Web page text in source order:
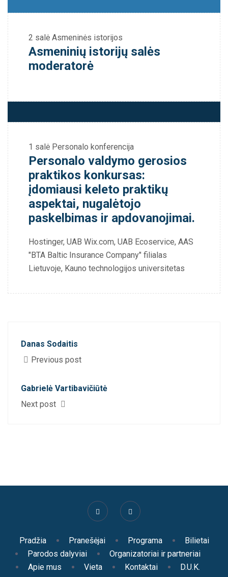
2 salė Asmeninės istorijos
Asmeninių istorijų salės
moderatorė
1 salė Personalo konferencija
Personalo valdymo gerosios
praktikos konkursas:
įdomiausi keleto praktikų
aspektai, nugalėtojo
paskelbimas ir apdovanojimai.
Hostinger, UAB Wix.com, UAB Ecoservice, AAS
"BTA Baltic Insurance Company" filialas
Lietuvoje, Kauno technologijos universitetas
Danas Sodaitis
Previous post
Gabrielė Vartibavičiūtė
Next post
Pradžia Pranešėjai Programa
Bilietai
Parodos dalyviai
Organizatoriai ir partneriai
Apie mus
Vieta Kontaktai
D.U.K.